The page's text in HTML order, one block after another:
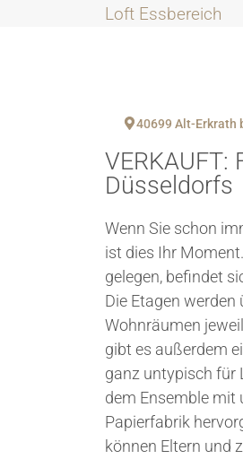
Loft Essbereich
40699 Alt-Erkrath
Düsseldorfs
Wenn Sie schon
ist dies Ihr
gelegen, befindet
Die Etagen
Wohnräumen
gibt es außerdem
ganz untypisch für
dem Ensemble mit
Papierfabrik
können Eltern und